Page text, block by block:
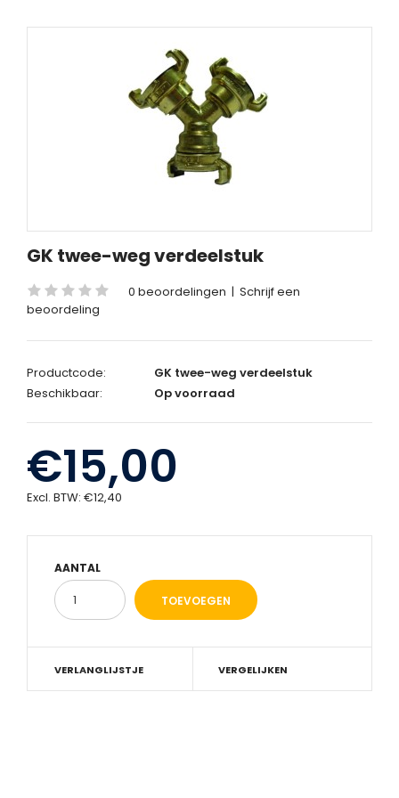
GK twee-weg verdeelstuk
0 beoordelingen | Schrijf een
beoordeling
Productcode:
GK twee-weg verdeelstuk
Beschikbaar:
Op voorraad
€15,00
Excl. BTW: €12,40
AANTAL
VERLANGLIJSTJE VERGELIJKEN